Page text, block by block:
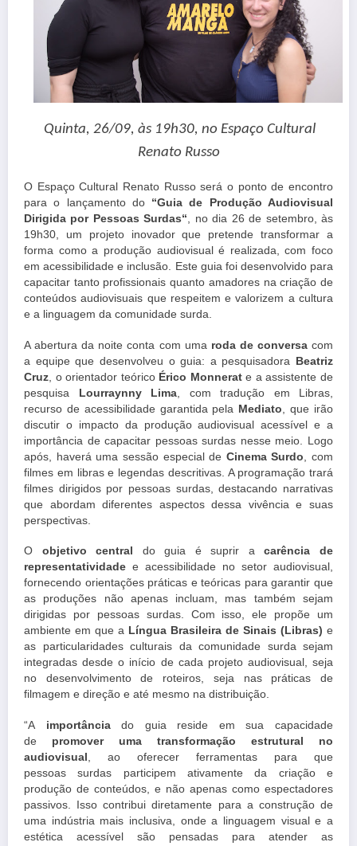
Quinta, 26/09, às 19h30, no Espaço Cultural
Renato Russo
O Espaço Cultural Renato Russo será o ponto de encontro
para o lançamento do “Guia de Produção Audiovisual
Dirigida por PessoasSurdas“, no dia 26 de setembro, às
19h30, um projeto inovador que pretende transformar a
forma como a produção audiovisual é realizada, com foco
em acessibilidade e inclusão. Este guia foi desenvolvido para
capacitar tanto profissionais quanto amadores na criação de
conteúdos audiovisuais que respeitem e valorizem a cultura
e a linguagem da comunidade surda.
A abertura da noite conta com uma roda de conversacom
a equipe que desenvolveu o guia: a pesquisadora
Beatriz
Cruz , o orientador teórico Érico Monnerate a assistente de
pesquisa
Lourraynny Lima , com tradução em Libras,
recurso de acessibilidade garantida pela Mediato , que irão
discutir o impacto da produção audiovisual acessível e a
importância de capacitar pessoassurdas nesse meio. Logo
após, haverá uma sessão especial de Cinema Surdo , com
filmes em libras e legendas descritivas. A programação trará
filmes dirigidos por pessoas surdas, destacando narrativas
que abordam diferentes aspectos dessa vivência e suas
perspectivas.
O objetivo central do guia é suprir acarência de
representatividade e acessibilidade no setor audiovisual,
fornecendo orientações práticas e teóricas para garantir que
as produções não apenas incluam, mas também sejam
dirigidas por pessoas surdas. Com isso, ele propõe um
ambiente em que a Língua Brasileira de Sinais (Libras) e
as particularidades culturais da comunidade surda sejam
integradas desde o início de cada projeto audiovisual, seja
no desenvolvimento de roteiros, seja nas práticas de
filmagem e direção e até mesmo na distribuição.
“A importânciado guia reside em sua capacidade
de promover uma transformação estrutural no
audiovisual , ao oferecer ferramentas para que
pessoassurdas participem ativamente da criação e
produção de conteúdos, e não apenas como espectadores
passivos. Isso contribui diretamente para a construção de
uma indústria mais inclusiva, onde a linguagem visual e a
estética acessível são pensadas para atender as